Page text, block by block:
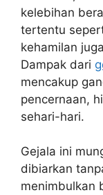
kelebihan
tertentu
kehamilan
Dampak dari
mencakup
pencernaan,
sehari-hari.
Gejala ini
dibiarkan
menimbulkan